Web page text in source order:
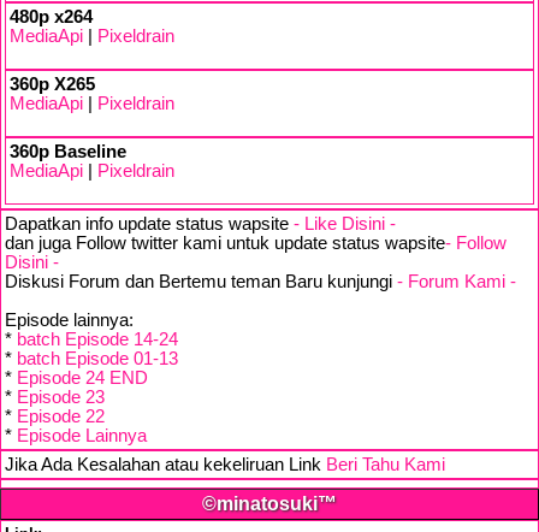
480p x264
MediaApi
Pixeldrain
360p X265
MediaApi
Pixeldrain
360p Baseline
MediaApi
Pixeldrain
Dapatkan info update status wapsite - Like Disini -
dan juga Follow twitter kami untuk update status wapsite- Follow
Disini -
Diskusi Forum dan Bertemu teman Baru kunjungi - Forum Kami -
Episode lainnya:
* batch Episode 14-24
* batch Episode 01-13
* Episode 24 END
* Episode 23
* Episode 22
* Episode Lainnya
Jika Ada Kesalahan atau kekeliruan Link Beri Tahu Kami
©minatosuki™